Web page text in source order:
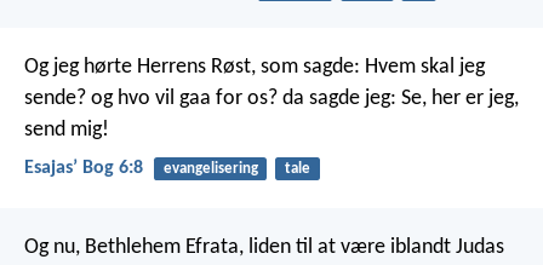
Og jeg hørte Herrens Røst, som sagde: Hvem skal jeg
sende? og hvo vil gaa for os? da sagde jeg: Se, her er jeg,
send mig!
Esajasʼ Bog 6:8 evangelisering tale
Og nu, Bethlehem Efrata, liden til at være iblandt Judas